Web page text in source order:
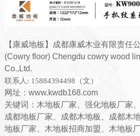
【康威地板】成都康威木业有限责任
(Cowry floor) Chengdu cowry wood
Co.,Ltd.
联系人: 15884394498（文）
网址：www.kwdb168.com
关键词：木地板厂家、强化地板厂家
成都地板厂家、成都木地板、成都木
地板厂家、木地板招商加盟、木地板